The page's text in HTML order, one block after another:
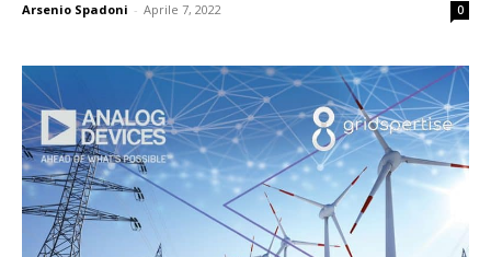
Arsenio Spadoni - Aprile 7, 2022 0